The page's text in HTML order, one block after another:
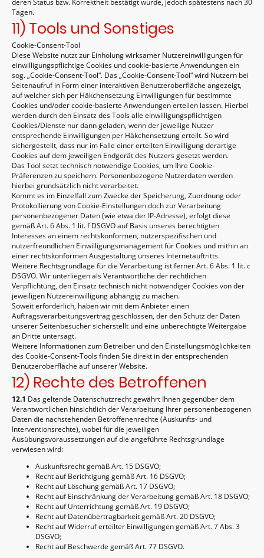
deren Status bzw. Korrektheit bestätigt wurde, jedoch spätestens nach 30
Tagen.
11) Tools und Sonstiges
Cookie-Consent-Tool
Diese Website nutzt zur Einholung wirksamer Nutzereinwilligungen für
einwilligungspflichtige Cookies und cookie-basierte Anwendungen ein
sog. „Cookie-Consent-Tool“. Das „Cookie-Consent-Tool“ wird Nutzern bei
Seitenaufruf in Form einer interaktiven Benutzeroberfläche angezeigt,
auf welcher sich per Häkchensetzung Einwilligungen für bestimmte
Cookies und/oder cookie-basierte Anwendungen erteilen lassen. Hierbei
werden durch den Einsatz des Tools alle einwilligungspflichtigen
Cookies/Dienste nur dann geladen, wenn der jeweilige Nutzer
entsprechende Einwilligungen per Häkchensetzung erteilt. So wird
sichergestellt, dass nur im Falle einer erteilten Einwilligung derartige
Cookies auf dem jeweiligen Endgerät des Nutzers gesetzt werden.
Das Tool setzt technisch notwendige Cookies, um Ihre Cookie-
Präferenzen zu speichern. Personenbezogene Nutzerdaten werden
hierbei grundsätzlich nicht verarbeitet.
Kommt es im Einzelfall zum Zwecke der Speicherung, Zuordnung oder
Protokollierung von Cookie-Einstellungen doch zur Verarbeitung
personenbezogener Daten (wie etwa der IP-Adresse), erfolgt diese
gemäß Art. 6 Abs. 1 lit. f DSGVO auf Basis unseres berechtigten
Interesses an einem rechtskonformen, nutzerspezifischen und
nutzerfreundlichen Einwilligungsmanagement für Cookies und mithin an
einer rechtskonformen Ausgestaltung unseres Internetauftritts.
Weitere Rechtsgrundlage für die Verarbeitung ist ferner Art. 6 Abs. 1 lit. c
DSGVO. Wir unterliegen als Verantwortliche der rechtlichen
Verpflichtung, den Einsatz technisch nicht notwendiger Cookies von der
jeweiligen Nutzereinwilligung abhängig zu machen.
Soweit erforderlich, haben wir mit dem Anbieter einen
Auftragsverarbeitungsvertrag geschlossen, der den Schutz der Daten
unserer Seitenbesucher sicherstellt und eine unberechtigte Weitergabe
an Dritte untersagt.
Weitere Informationen zum Betreiber und den Einstellungsmöglichkeiten
des Cookie-Consent-Tools finden Sie direkt in der entsprechenden
Benutzeroberfläche auf unserer Website.
12) Rechte des Betroffenen
12.1 Das geltende Datenschutzrecht gewährt Ihnen gegenüber dem
Verantwortlichen hinsichtlich der Verarbeitung Ihrer personenbezogenen
Daten die nachstehenden Betroffenenrechte (Auskunfts- und
Interventionsrechte), wobei für die jeweiligen
Ausübungsvoraussetzungen auf die angeführte Rechtsgrundlage
verwiesen wird:
Auskunftsrecht gemäß Art. 15 DSGVO;
Recht auf Berichtigung gemäß Art. 16 DSGVO;
Recht auf Löschung gemäß Art. 17 DSGVO;
Recht auf Einschränkung der Verarbeitung gemäß Art. 18 DSGVO;
Recht auf Unterrichtung gemäß Art. 19 DSGVO;
Recht auf Datenübertragbarkeit gemäß Art. 20 DSGVO;
Recht auf Widerruf erteilter Einwilligungen gemäß Art. 7 Abs. 3
DSGVO;
Recht auf Beschwerde gemäß Art. 77 DSGVO.